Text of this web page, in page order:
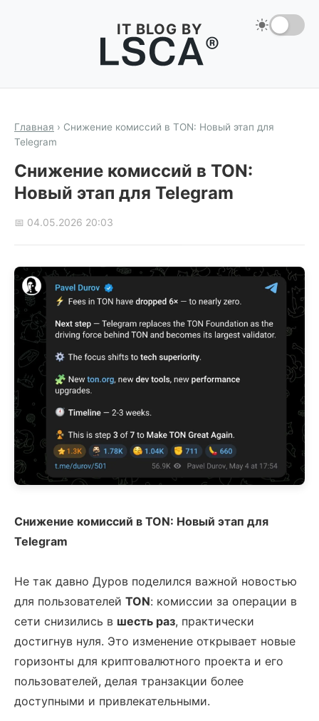
IT BLOG BY
Главная › Снижение комиссий в TON: Новый этап для
Telegram
Снижение комиссий в TON:
Новый этап для Telegram
📅 04.05.2026 20:03
Снижение комиссий в TON: Новый этап для
Telegram
Не так давно Дуров поделился важной новостью
для пользователей TON: комиссии за операции в
сети снизились в шесть раз, практически
достигнув нуля. Это изменение открывает новые
горизонты для криптовалютного проекта и его
пользователей, делая транзакции более
доступными и привлекательными.